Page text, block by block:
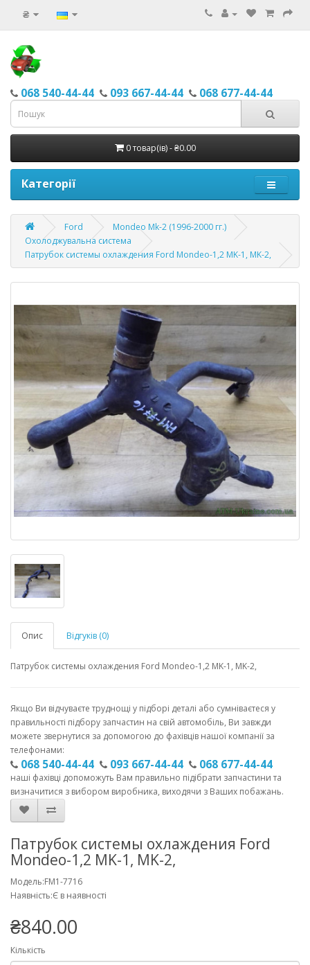
₴
068 540-44-44 093 667-44-44 068 677-44-44
0 товар(ів) - ₴0.00
Категорії
Ford
Mondeo Mk-2 (1996-2000 гг.)
Охолоджувальна система
Патрубок системы охлаждения Ford Mondeo-1,2 MK-1, MK-2,
Опис Відгуків (0)
Патрубок системы охлаждения Ford Mondeo-1,2 MK-1, MK-2,
Якщо Ви відчуваєте труднощі у підборі деталі або сумніваєтеся у
правильності підбору запчастин на свій автомобіль, Ви завжди
можете звернутися за допомогою до фахівців нашої компанії за
телефонами:
068 540-44-44 093 667-44-44 068 677-44-44
наші фахівці допоможуть Вам правильно підібрати запчастини та
визначитися з вибором виробника, виходячи з Ваших побажань.
Патрубок системы охлаждения Ford
Mondeo-1,2 MK-1, MK-2,
Модель:FM1-7716
Наявність:Є в наявності
₴840.00
Кількість